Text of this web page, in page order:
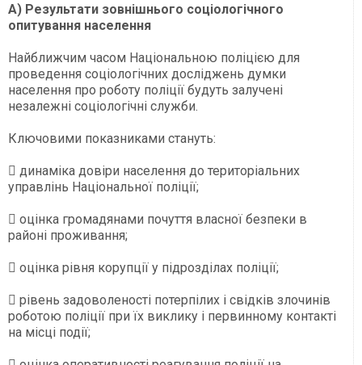
А) Результати зовнішнього соціологічного
опитування населення
Найближчим часом Національною поліцією для
проведення соціологічних досліджень думки
населення про роботу поліції будуть залучені
незалежні соціологічні служби.
Ключовими показниками стануть:
 динаміка довіри населення до територіальних
управлінь Національної поліції;
 оцінка громадянами почуття власної безпеки в
районі проживання;
 оцінка рівня корупції у підрозділах поліції;
 рівень задоволеності потерпілих і свідків злочинів
роботою поліції при їх виклику і первинному контакті
на місці події;